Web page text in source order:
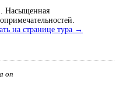
Насыщенная
на странице тура →
on